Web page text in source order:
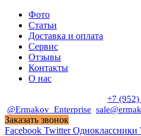
Фото
Статьи
Доставка и оплата
Сервис
Отзывы
Контакты
О нас
+7
@Ermakov_Enterprise
Заказать звонок
Facebook Twitter Одноклассники